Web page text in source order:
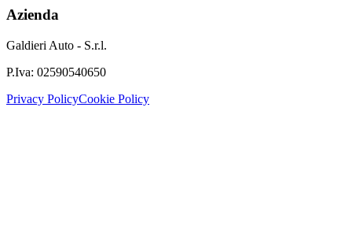
Azienda
Galdieri Auto - S.r.l.
P.Iva: 02590540650
Privacy PolicyCookie Policy